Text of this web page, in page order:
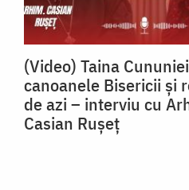
(Video) Taina
canoanele Bisericii și
de azi – interviu cu
Casian Rușeț